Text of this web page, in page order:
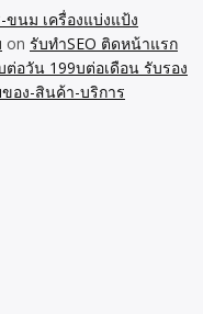
นม เครื่องแบ่งแป้ง
on รับทำSEO ติดหน้าแรก
ต่อวัน 199บต่อเดือน รับรอง
อง-สินค้า-บริการ